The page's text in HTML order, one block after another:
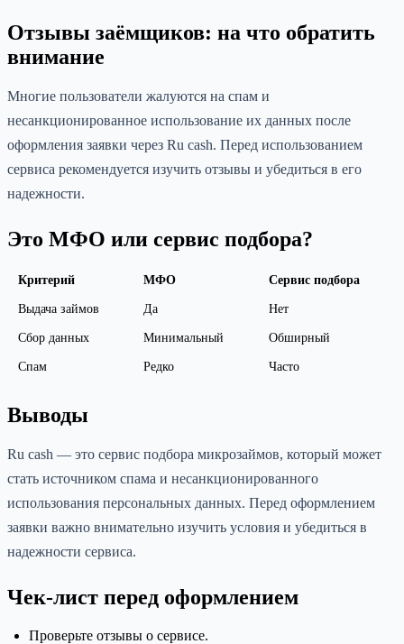
Отзывы заёмщиков: на что обратить
внимание
Многие пользователи жалуются на спам и
несанкционированное использование их данных после
оформления заявки через Ru cash. Перед использованием
сервиса рекомендуется изучить отзывы и убедиться в его
надежности.
Это МФО или сервис подбора?
Критерий МФО Сервис подбора
Выдача займов Да Нет
Сбор данных Минимальный Обширный
Спам Редко Часто
Выводы
Ru cash — это сервис подбора микрозаймов, который может
стать источником спама и несанкционированного
использования персональных данных. Перед оформлением
заявки важно внимательно изучить условия и убедиться в
надежности сервиса.
Чек-лист перед оформлением
Проверьте отзывы о сервисе.